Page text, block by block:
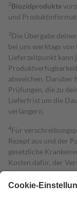
2Biozidprodukte
und
3Die Übergabe
bei uns werktags
Lieferzeitpunkt kann
abweichen. Darüber
Prüfungen, die zu
Lieferfrist um die
verlängern.
4Für
Rezept aus und der
gesetzliche
Kosten dafür, der
mit.
Grundsätzlich leisten